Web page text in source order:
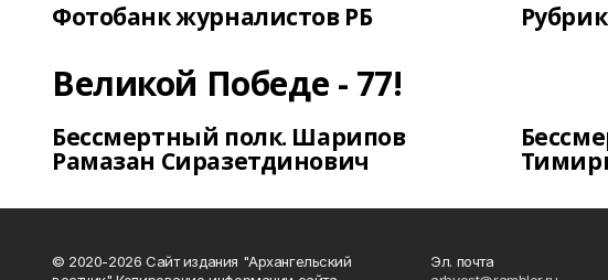
Фотобанк журналистов РБ
Великой Победе - 77!
Бессмертный полк. Шарипов
Рамазан Сиразетдинович
© 2020-2026 Сайт издания "Архангельский
Эл. почта